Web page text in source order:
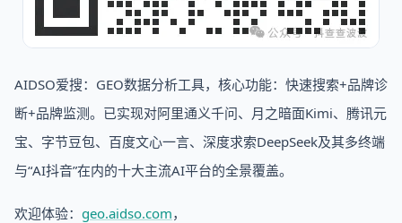
AIDSO爱搜：GEO数据分析工具，核心功能：快速搜索+品牌诊
断+品牌监测。已实现对阿里通义千问、月之暗面Kimi、腾讯元
宝、字节豆包、百度文心一言、深度求索DeepSeek及其多终端
与“AI抖音”在内的十大主流AI平台的全景覆盖。
欢迎体验： geo.aidso.com，